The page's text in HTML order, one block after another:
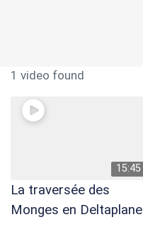
1 video found
15:45
La traversée des
Monges en Deltaplane